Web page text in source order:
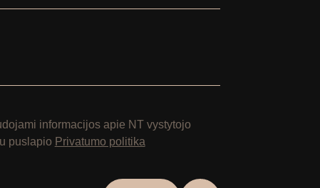
informacijos apie NT vystytojo
puslapio Privatumo politika